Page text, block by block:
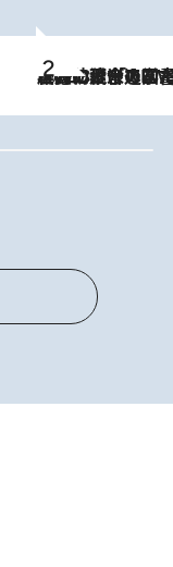
2026.8.3
慶應幼稚舎の図書室からテレビの世界に飛び込んだ阿川佐和子（72）